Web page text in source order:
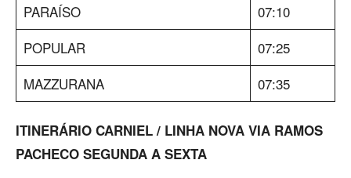
PARAÍSO
07:10
POPULAR
07:25
MAZZURANA
07:35
ITINERÁRIO CARNIEL / LINHA NOVA VIA RAMOS
PACHECO SEGUNDA A SEXTA